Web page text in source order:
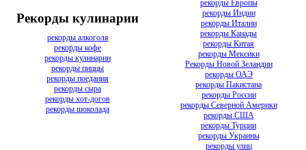
Рекорды кулинарии
рекорды алкоголя
рекорды кофе
рекорды кулинарии
рекорды пиццы
рекорды поедания
рекорды сыра
рекорды хот-догов
рекорды шоколада
рекорды Европы
рекорды Индии
рекорды Италии
рекорды Канады
рекорды Китая
рекорды Мексики
Рекорды Новой Зеландии
рекорды ОАЭ
рекорды Пакистана
рекорды России
рекорды Северной Америки
рекорды США
рекорды Турции
рекорды Украины
рекорды улиц